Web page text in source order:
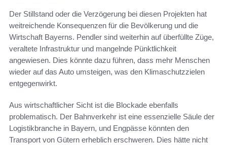
Der Stillstand oder die Verzögerung bei diesen Projekten hat
weitreichende Konsequenzen für die Bevölkerung und die
Wirtschaft Bayerns. Pendler sind weiterhin auf überfüllte Züge,
veraltete Infrastruktur und mangelnde Pünktlichkeit
angewiesen. Dies könnte dazu führen, dass mehr Menschen
wieder auf das Auto umsteigen, was den Klimaschutzzielen
entgegenwirkt.
Aus wirtschaftlicher Sicht ist die Blockade ebenfalls
problematisch. Der Bahnverkehr ist eine essenzielle Säule der
Logistikbranche in Bayern, und Engpässe könnten den
Transport von Gütern erheblich erschweren. Dies hätte nicht